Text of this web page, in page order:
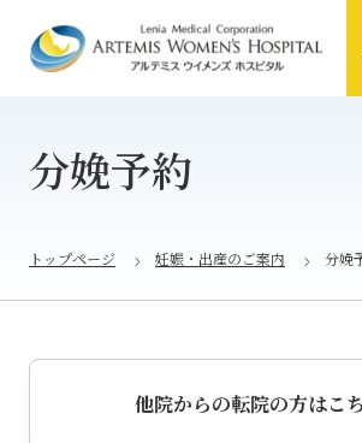
分娩予約
トップページ 妊娠・出産のご案内 分娩
他院からの転院の方はこ